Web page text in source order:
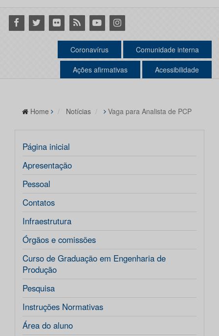
Facebook
Twitter Flickr RSS YoutubeInstagram
Coronavírus Comunidade interna
Ações afirmativas Acessibilidade
Home Notícias Vaga para Analista de PCP
Página inicial
Apresentação
Pessoal
Contatos
Infraestrutura
Órgãos e comissões
Curso de Graduação em Engenharia de
Produção
Pesquisa
Instruções Normativas
Área do aluno